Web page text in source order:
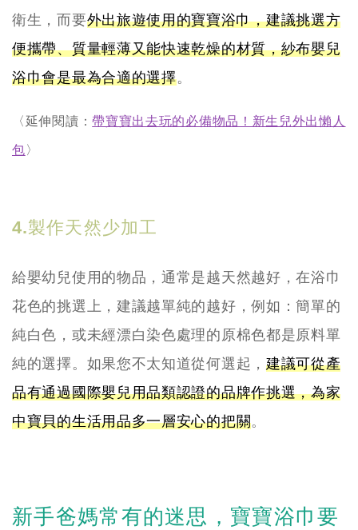
衛生，而要外出旅遊使用的寶寶浴巾，建議挑選方
便攜帶、質量輕薄又能快速乾燥的材質，紗布嬰兒
浴巾會是最為合適的選擇。
〈延伸閱讀：帶寶寶出去玩的必備物品！新生兒外出懶人
包〉
4.製作天然少加工
給嬰幼兒使用的物品，通常是越天然越好，在浴巾
花色的挑選上，建議越單純的越好，例如：簡單的
純白色，或未經漂白染色處理的原棉色都是原料單
純的選擇。如果您不太知道從何選起， 建議可從產
品有通過國際嬰兒用品類認證的品牌作挑選，為家
中寶貝的生活用品多一層安心的把關。
新手爸媽常有的迷思，寶寶浴巾要